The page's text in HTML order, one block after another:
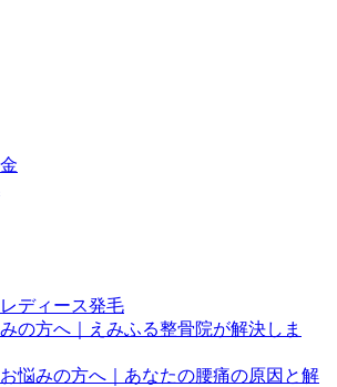
ディース発毛
の方へ｜えみふる整骨院が解決しま
悩みの方へ｜あなたの腰痛の原因と解